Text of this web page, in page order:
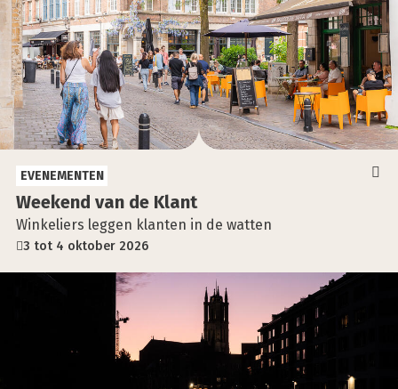
Week­end van de Klant
Winkeliers leggen klanten in de watten
3 tot 4 oktober 2026
EVENEMENTEN